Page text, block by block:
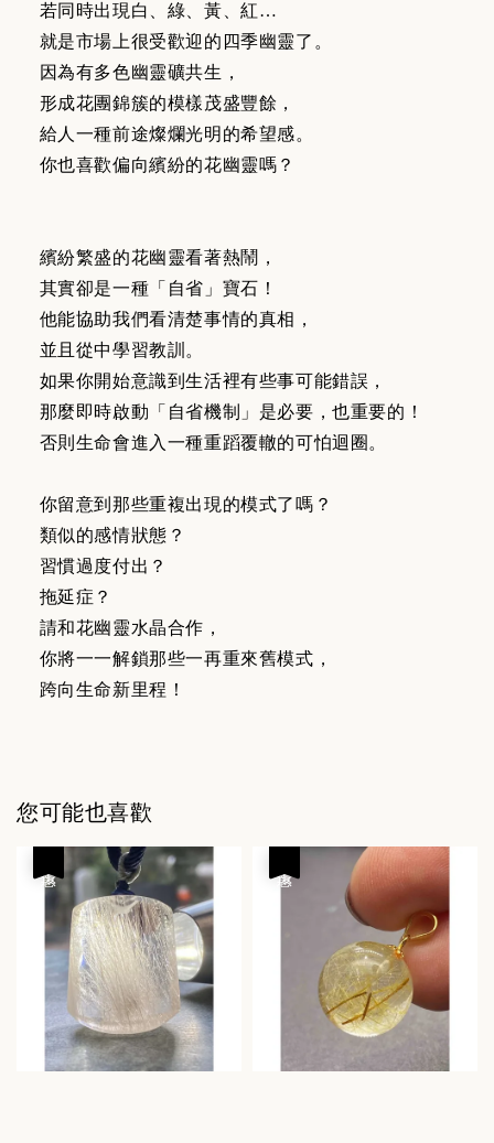
若同時出現白、綠、黃、紅…
就是市場上很受歡迎的四季幽靈了。
因為有多色幽靈礦共生，
形成花團錦簇的模樣茂盛豐餘，
給人一種前途燦爛光明的希望感。
你也喜歡偏向繽紛的花幽靈嗎？
繽紛繁盛的花幽靈看著熱鬧，
其實卻是一種「自省」寶石！
他能協助我們看清楚事情的真相，
並且從中學習教訓。
如果你開始意識到生活裡有些事可能錯誤，
那麼即時啟動「自省機制」是必要，也重要的！
否則生命會進入一種重蹈覆轍的可怕迴圈。
你留意到那些重複出現的模式了嗎？
類似的感情狀態？
習慣過度付出？
拖延症？
請和花幽靈水晶合作，
你將一一解鎖那些一再重來舊模式，
跨向生命新里程！
您可能也喜歡